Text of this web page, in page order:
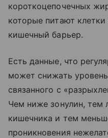
короткоцепочечных
которые питают
кишечный барьер.
Есть данные, что
может снижать
связанного с
Чем ниже зонулин, тем
кишечника и тем
проникновения